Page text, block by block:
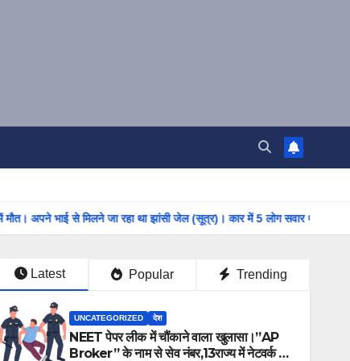
मिलने जा रहा था झांसी जेल (सूत्र)। कार में 5 लोग सवार थे। सरगुजा में
Latest Popular Trending
UNCATEGORIZED देश
NEET पेपर लीक में चौंकाने वाला खुलासा।”AP
Broker” के नाम से सेव नंबर,13राज्य में नेटवर्क और